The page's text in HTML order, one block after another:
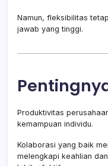
Namun, fleksibilitas
jawab yang tinggi.
Produktivitas
kemampuan individu.
Kolaborasi yang baik
melengkapi keahlian